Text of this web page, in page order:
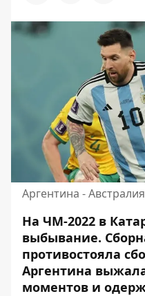
Аргентина -
На ЧМ-2022 в
выбывание.
противостояла
Аргентина
моментов и